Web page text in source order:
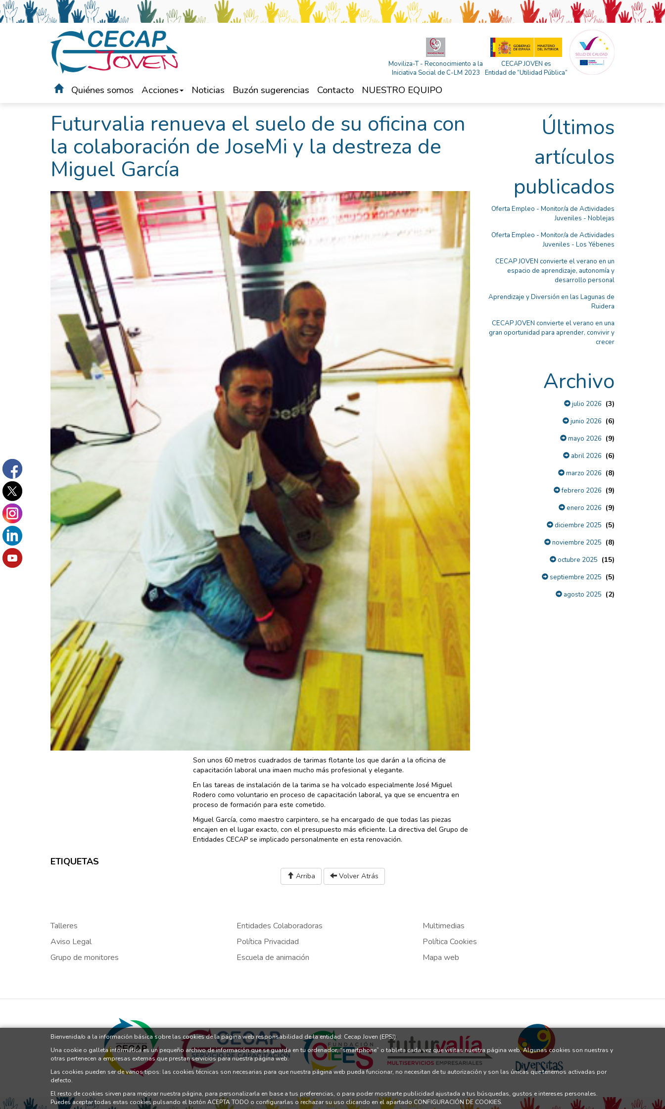
Moviliza-T - Reconocimiento a la
Iniciativa Social de C-LM 2023
CECAP JOVEN es
Entidad de “Utilidad Pública”
Quiénes somos Acciones Noticias Buzón sugerencias Contacto NUESTRO EQUIPO
Futurvalia renueva el suelo de su oficina con
la colaboración de JoseMi y la destreza de
Miguel García
Son unos 60 metros cuadrados de tarimas flotante los que darán a la oficina de
capacitación laboral una imaen mucho más profesional y elegante.
En las tareas de instalación de la tarima se ha volcado especialmente José Miguel
Rodero como voluntario en proceso de capacitación laboral, ya que se encuentra en
proceso de formación para este cometido.
Miguel García, como maestro carpintero, se ha encargado de que todas las piezas
encajen en el lugar exacto, con el presupuesto más eficiente. La directiva del Grupo de
Entidades CECAP se implicado personalmente en esta renovación.
Últimos
artículos
publicados
Oferta Empleo - Monitor/a de Actividades
Juveniles - Noblejas
Oferta Empleo - Monitor/a de Actividades
Juveniles - Los Yébenes
CECAP JOVEN convierte el verano en un
espacio de aprendizaje, autonomía y
desarrollo personal
Aprendizaje y Diversión en las Lagunas de
Ruidera
CECAP JOVEN convierte el verano en una
gran oportunidad para aprender, convivir y
crecer
Archivo
julio 2026 (3)
junio 2026 (6)
mayo 2026 (9)
abril 2026 (6)
marzo 2026 (8)
febrero 2026 (9)
enero 2026 (9)
diciembre 2025 (5)
noviembre 2025 (8)
octubre 2025 (15)
septiembre 2025 (5)
agosto 2025 (2)
ETIQUETAS
Arriba Volver Atrás
Talleres Entidades Colaboradoras
Multimedias
Aviso Legal
Política Privacidad
Política Cookies
Grupo de monitores
Escuela de animación Mapa web
Bienvenida/o a la información básica sobre las cookies de la página web responsabilidad de la entidad: Cecap Joven (EPSJ)
Una cookie o galleta informática es un pequeño archivo de información que se guarda en tu ordenador, “smartphone” o tableta cada vez que visitas nuestra página web. Algunas cookies son nuestras y
otras pertenecen a empresas externas que prestan servicios para nuestra página web.
Las cookies pueden ser de varios tipos: las cookies técnicas son necesarias para que nuestra página web pueda funcionar, no necesitan de tu autorización y son las únicas que tenemos activadas por
defecto.
El resto de cookies sirven para mejorar nuestra página, para personalizarla en base a tus preferencias, o para poder mostrarte publicidad ajustada a tus búsquedas, gustos e intereses personales.
Puedes aceptar todas estas cookies pulsando el botón ACEPTA TODO o configurarlas o rechazar su uso clicando en el apartado CONFIGURACIÓN DE COOKIES.